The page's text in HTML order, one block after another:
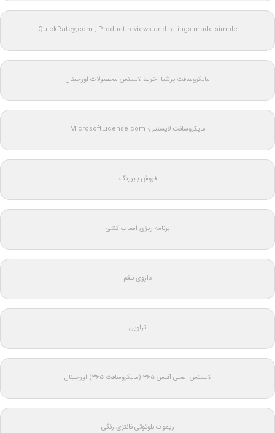
QuickRatey.com : Product reviews and ratings made simple
مایکروسافت پرشیا: خرید لایسنس محصولات اورجینال
مایکروسافت لایسنس: MicrosoftLicense.com
فروش بلبرینگ
برنامه ریزی اسباب کشی
داروی بلغم
تراوین
لایسنس اصلی آفیس ۳۶۵ (مایکروسافت ۳۶۵) اورجینال
ریموت بلوتوثی فانتزی رنگی